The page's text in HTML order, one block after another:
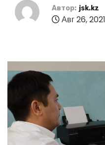
Автор: jsk.kz
Авг 26, 2021